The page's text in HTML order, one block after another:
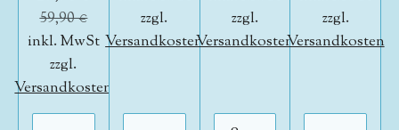
59,90 €
inkl. MwSt
zzgl.
Versandkosten
zzgl.
Versandkosten
zzgl.
Versandkosten
zzgl.
Versandkosten